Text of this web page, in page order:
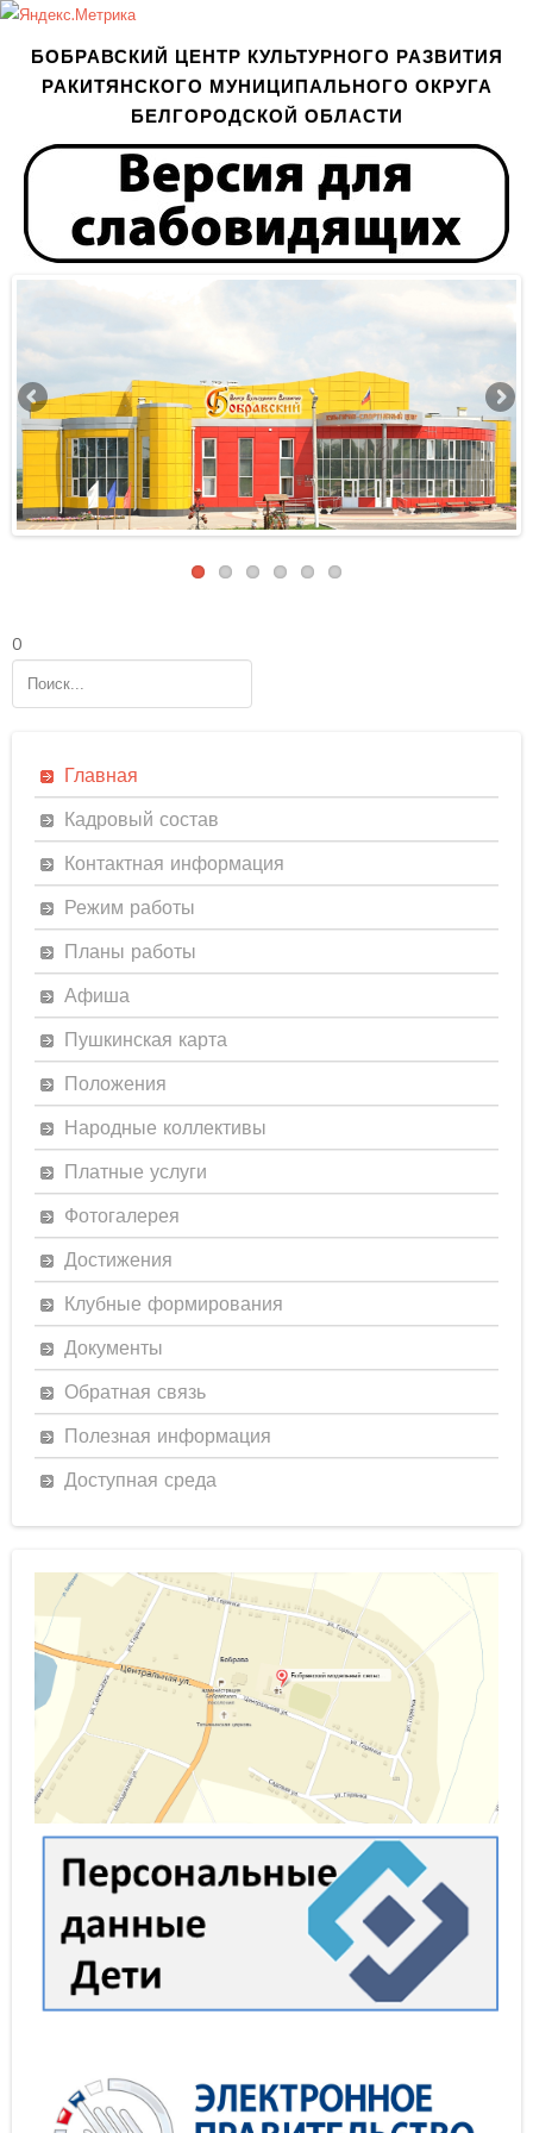
БОБРАВСКИЙ ЦЕНТР КУЛЬТУРНОГО РАЗВИТИЯ
РАКИТЯНСКОГО МУНИЦИПАЛЬНОГО ОКРУГА
БЕЛГОРОДСКОЙ ОБЛАСТИ
0
Главная
Кадровый состав
Контактная информация
Режим работы
Планы работы
Афиша
Пушкинская карта
Положения
Народные коллективы
Платные услуги
Фотогалерея
Достижения
Клубные формирования
Документы
Обратная связь
Полезная информация
Доступная среда